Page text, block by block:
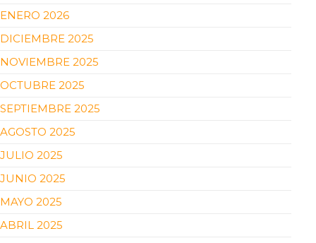
ENERO 2026
DICIEMBRE 2025
NOVIEMBRE 2025
OCTUBRE 2025
SEPTIEMBRE 2025
AGOSTO 2025
JULIO 2025
JUNIO 2025
MAYO 2025
ABRIL 2025